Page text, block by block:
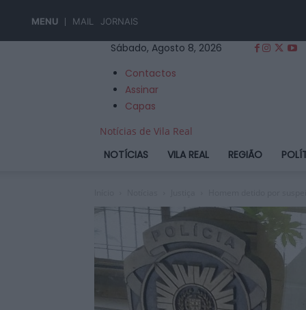
MENU MAIL JORNAIS
Sábado, Agosto 8, 2026
Contactos
Assinar
Capas
Notícias de Vila Real
NOTÍCIAS VILA REAL REGIÃO